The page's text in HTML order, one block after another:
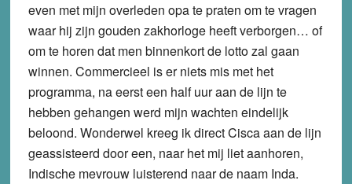
even met mijn overleden opa te praten om te vragen
waar hij zijn gouden zakhorloge heeft verborgen… of
om te horen dat men binnenkort de lotto zal gaan
winnen. Commercieel is er niets mis met het
programma, na eerst een half uur aan de lijn te
hebben gehangen werd mijn wachten eindelijk
beloond. Wonderwel kreeg ik direct Cisca aan de lijn
geassisteerd door een, naar het mij liet aanhoren,
Indische mevrouw luisterend naar de naam Inda.